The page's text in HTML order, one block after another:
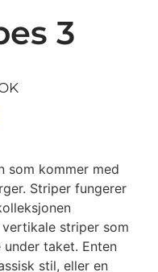
3
som kommer med
Striper fungerer
striper som
taket. Enten
stil, eller en